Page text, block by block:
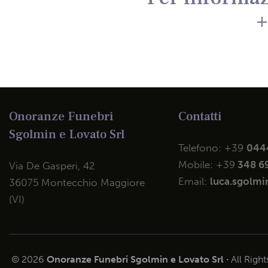
Onoranze Funebri
Sgolmin e Lovato Srl
Via De Gasperi, 42
36075 Montecchio Maggiore
(VI)
Contatti
Telefono: +39
Mobile: +39 348
Email:
© 2026 Onoranze Funebri Sgolmin e Lovato Srl · All